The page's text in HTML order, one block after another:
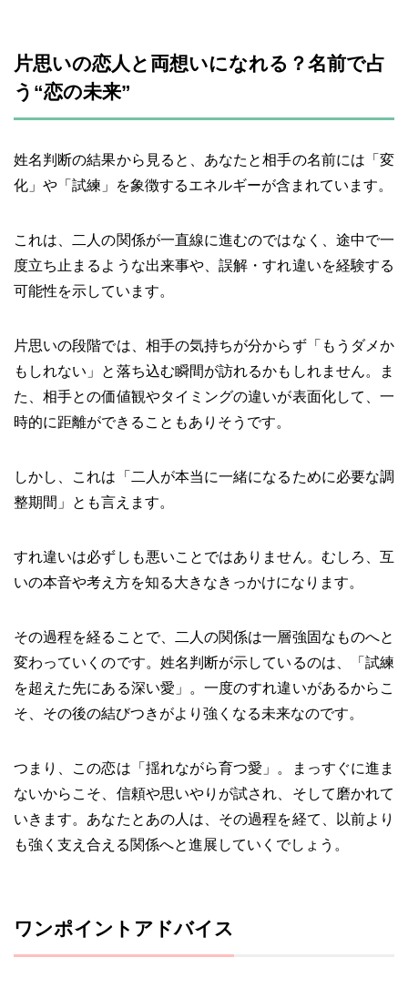
片思いの恋人と両想いになれる？名前で占
う“恋の未来”
姓名判断の結果から見ると、あなたと相手の名前には「変
化」や「試練」を象徴するエネルギーが含まれています。
これは、二人の関係が一直線に進むのではなく、途中で一
度立ち止まるような出来事や、誤解・すれ違いを経験する
可能性を示しています。
片思いの段階では、相手の気持ちが分からず「もうダメか
もしれない」と落ち込む瞬間が訪れるかもしれません。ま
た、相手との価値観やタイミングの違いが表面化して、一
時的に距離ができることもありそうです。
しかし、これは「二人が本当に一緒になるために必要な調
整期間」とも言えます。
すれ違いは必ずしも悪いことではありません。むしろ、互
いの本音や考え方を知る大きなきっかけになります。
その過程を経ることで、二人の関係は一層強固なものへと
変わっていくのです。姓名判断が示しているのは、「試練
を超えた先にある深い愛」。一度のすれ違いがあるからこ
そ、その後の結びつきがより強くなる未来なのです。
つまり、この恋は「揺れながら育つ愛」。まっすぐに進ま
ないからこそ、信頼や思いやりが試され、そして磨かれて
いきます。あなたとあの人は、その過程を経て、以前より
も強く支え合える関係へと進展していくでしょう。
ワンポイントアドバイス